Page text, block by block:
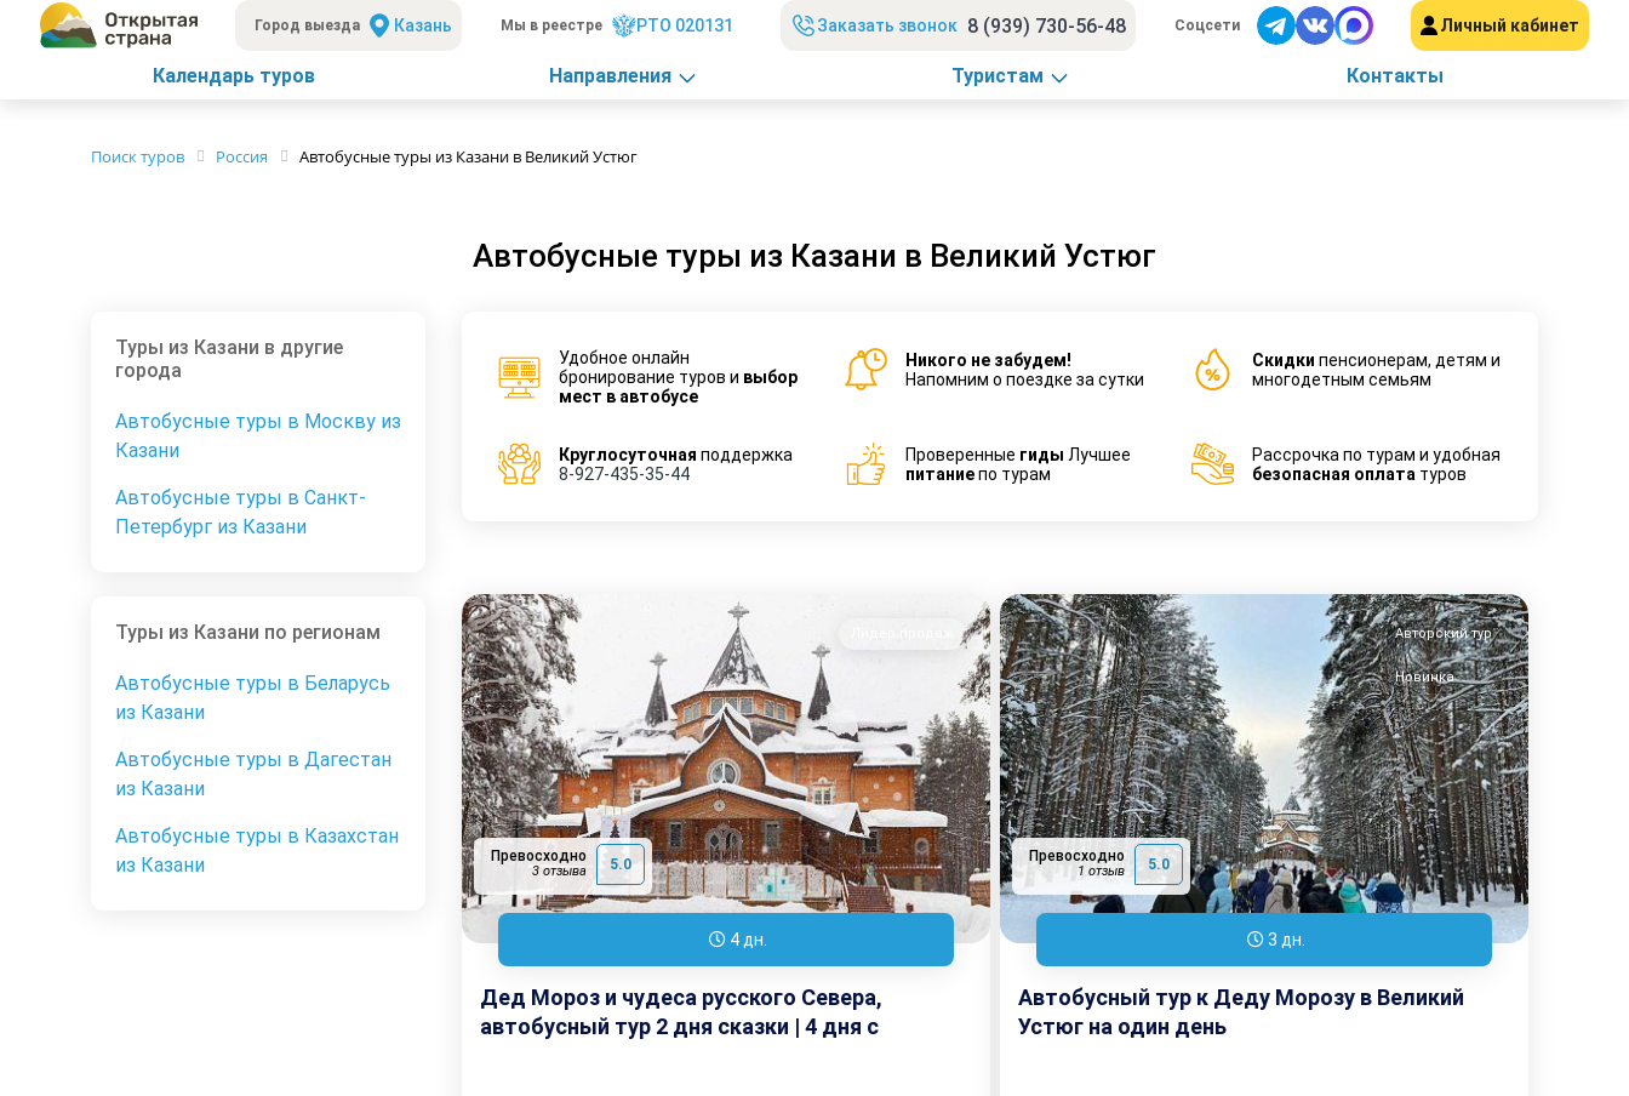
Город выезда Казань Мы в реестре РТО 020131 Заказать звонок 8 (939) 730-56-48 Соцсети Личный кабинет
Календарь туров Направления Туристам Контакты
Поиск туров Россия Автобусные туры из Казани в Великий Устюг
Автобусные туры из Казани в Великий Устюг
Туры из Казани в другие
города
Автобусные туры в Москву из
Казани
Автобусные туры в Санкт-
Петербург из Казани
Туры из Казани по регионам
Автобусные туры в Беларусь
из Казани
Автобусные туры в Дагестан
из Казани
Автобусные туры в Казахстан
из Казани
Удобное онлайн
бронирование туров и выбор
мест в автобусе
Никого не забудем!
Напомним о поездке за сутки
Cкидки пенсионерам, детям и
многодетным семьям
Круглосуточная поддержка
8-927-435-35-44
Проверенные гиды Лучшее
питаниепо турам
Рассрочка по турам и удобная
безопасная оплата туров
Превосходно
3 отзыва 5.0
4 дн.
Дед Мороз и чудеса русского Севера,
автобусный тур 2 дня сказки | 4 дня с
Превосходно
1 отзыв 5.0
Авторский тур
Новинка
3 дн.
Автобусный тур к Деду Морозу в Великий
Устюг на один день